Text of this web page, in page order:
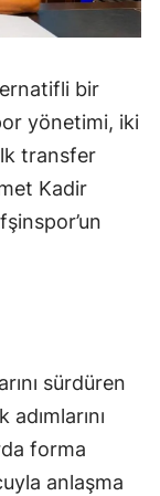
bir
yönetimi, iki
transfer
Kadir
sürdüren
forma
anlaşma